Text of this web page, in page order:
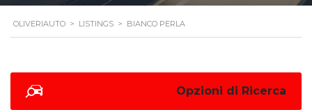
OLIVERIAUTO > LISTINGS > BIANCO PERLA
Opzioni di Ricerca